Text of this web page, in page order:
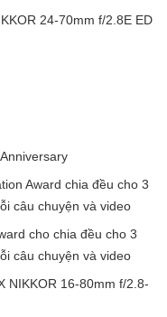
24-70mm f/2.8E ED
Award chia đều cho 3
câu chuyện và video
cho chia đều cho 3
câu chuyện và video
NIKKOR 16-80mm f/2.8-